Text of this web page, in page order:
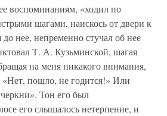
воспоминаниям, «ходил по
шагами, наискось от двери к
нее, непременно стучал об нее
Т. А. Кузьминской, шагая
на меня никакого внимания,
пошло, не годится!» Или
Тон его был
его слышалось нетерпение, и